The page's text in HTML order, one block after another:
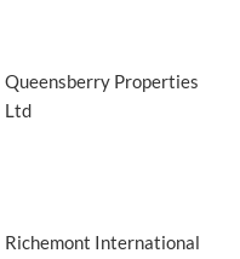
Queensberry Properties
Ltd
Richemont International